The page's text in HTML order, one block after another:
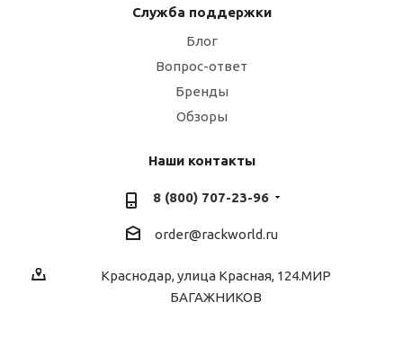
Служба поддержки
Блог
Вопрос-ответ
Бренды
Обзоры
Наши контакты
8 (800) 707-23-96
order@rackworld.ru
Краснодар, улица Красная, 124.МИР
БАГАЖНИКОВ